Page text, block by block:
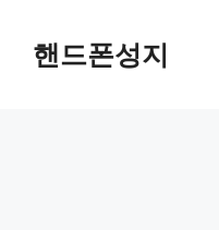
content핸드폰성지